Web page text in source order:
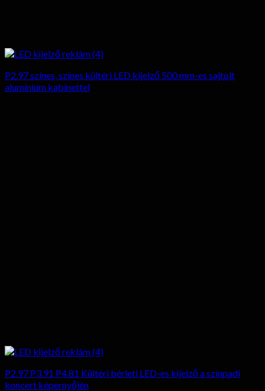
P2.97 színes, színes kültéri LED kijelző 500 mm-es sajtolt
alumínium kabinettel
P2.97 P3.91 P4.81 Kültéri bérleti LED-es kijelző a színpadi
koncert képernyőjén